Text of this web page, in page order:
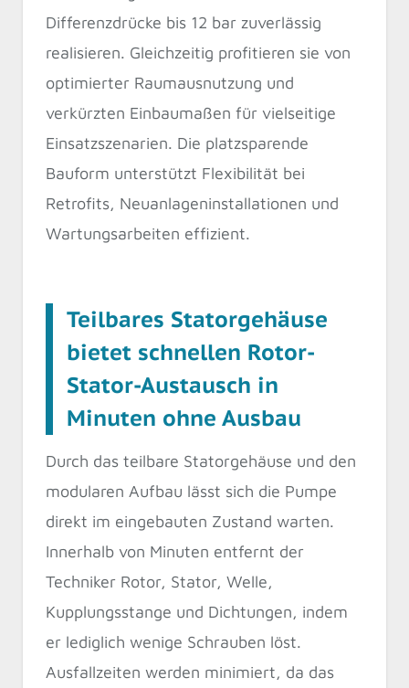
Differenzdrücke bis 12 bar zuverlässig
realisieren. Gleichzeitig profitieren sie von
optimierter Raumausnutzung und
verkürzten Einbaumaßen für vielseitige
Einsatzszenarien. Die platzsparende
Bauform unterstützt Flexibilität bei
Retrofits, Neuanlageninstallationen und
Wartungsarbeiten effizient.
Teilbares Statorgehäuse
bietet schnellen Rotor-
Stator-Austausch in
Minuten ohne Ausbau
Durch das teilbare Statorgehäuse und den
modularen Aufbau lässt sich die Pumpe
direkt im eingebauten Zustand warten.
Innerhalb von Minuten entfernt der
Techniker Rotor, Stator, Welle,
Kupplungsstange und Dichtungen, indem
er lediglich wenige Schrauben löst.
Ausfallzeiten werden minimiert, da das